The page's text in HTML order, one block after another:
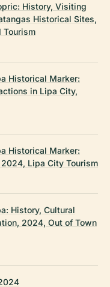
History, Visiting
Historical Sites,
Tourism
Historical Marker:
in Lipa City,
Historical Marker:
Lipa City Tourism
History, Cultural
2024, Out of Town